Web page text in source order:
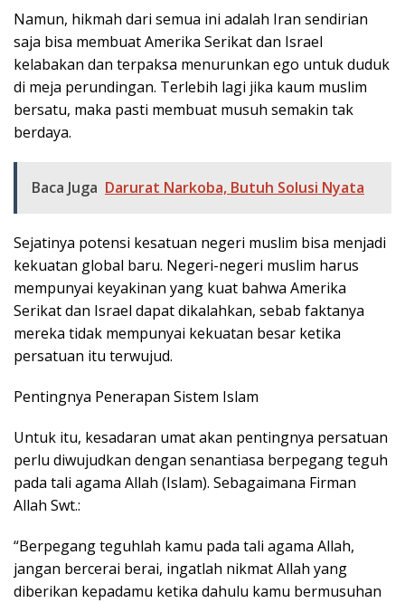
Namun, hikmah dari semua ini adalah Iran sendirian
saja bisa membuat Amerika Serikat dan Israel
kelabakan dan terpaksa menurunkan ego untuk duduk
di meja perundingan. Terlebih lagi jika kaum muslim
bersatu, maka pasti membuat musuh semakin tak
berdaya.
Baca Juga Darurat Narkoba, Butuh Solusi Nyata
Sejatinya potensi kesatuan negeri muslim bisa menjadi
kekuatan global baru. Negeri-negeri muslim harus
mempunyai keyakinan yang kuat bahwa Amerika
Serikat dan Israel dapat dikalahkan, sebab faktanya
mereka tidak mempunyai kekuatan besar ketika
persatuan itu terwujud.
Pentingnya Penerapan Sistem Islam
Untuk itu, kesadaran umat akan pentingnya persatuan
perlu diwujudkan dengan senantiasa berpegang teguh
pada tali agama Allah (Islam). Sebagaimana Firman
Allah Swt.:
“Berpegang teguhlah kamu pada tali agama Allah,
jangan bercerai berai, ingatlah nikmat Allah yang
diberikan kepadamu ketika dahulu kamu bermusuhan